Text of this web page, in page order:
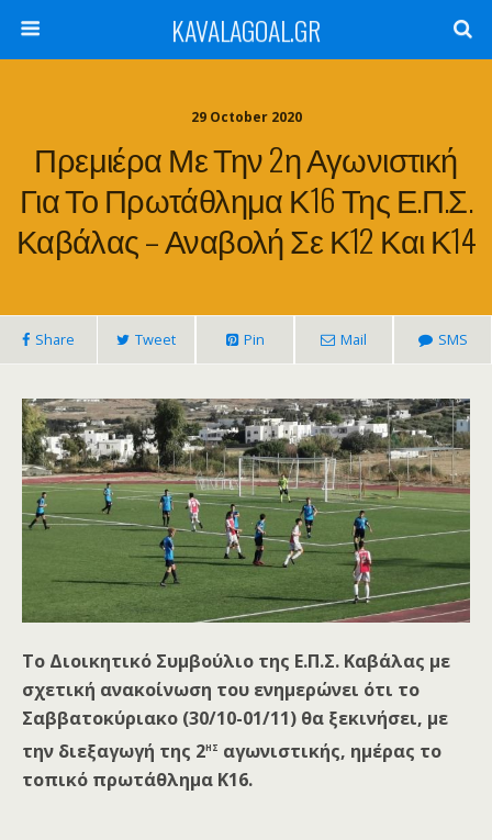
KAVALAGOAL.GR
29 October 2020
Πρεμιέρα Με Την 2η Αγωνιστική
Για Το Πρωτάθλημα Κ16 Της Ε.Π.Σ.
Καβάλας – Αναβολή Σε Κ12 Και Κ14
Share Tweet Pin Mail SMS
Το Διοικητικό Συμβούλιο της Ε.Π.Σ. Καβάλας με
σχετική ανακοίνωση του ενημερώνει ότι το
Σαββατοκύριακο (30/10-01/11) θα ξεκινήσει, με
την διεξαγωγή της 2ης αγωνιστικής, ημέρας το
τοπικό πρωτάθλημα Κ16.